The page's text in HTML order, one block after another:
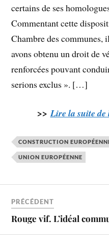
certains de ses
Commentant cette
Chambre des communes,
avons obtenu un droit de
renforcées pouvant
serions exclus ». […]
>>Lire la suite de
CONSTRUCTION
UNION EUROPÉENNE
PRÉCÉDENT
Rouge vif. L’idéal